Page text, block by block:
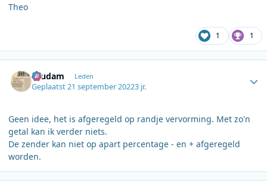
Theo
1 1
ruudam Leden
Geplaatst21 september 20223 jr.
Geen idee, het is afgeregeld op randje vervorming. Met zo'n
getal kan ik verder niets.
De zender kan niet op apart percentage - en + afgeregeld
worden.